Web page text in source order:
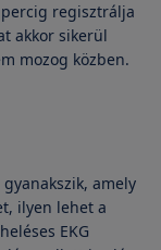
percig regisztrálja
akkor sikerül
mozog közben.
amely
ilyen lehet a
EKG